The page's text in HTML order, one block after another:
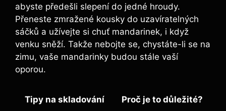
abyste předešli slepení do jedné hroudy.
Přeneste zmražené kousky do uzavíratelných
sáčků a užívejte si chuť mandarinek, i když
venku sněží. Takže nebojte se, chystáte-li se na
zimu, vaše mandarinky budou stále vaší
oporou.
Tipy na skladování Proč je to důležité?